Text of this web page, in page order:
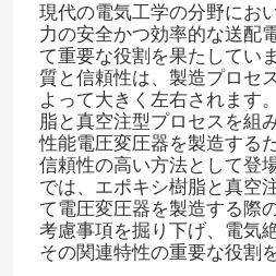
現代の電気工学の分野にお
力の安全かつ効率的な送配
て重要な役割を果たしてい
質と信頼性は、製造プロセ
よって大きく左右されます
脂と真空注型プロセスを組
性能電圧変圧器を製造する
信頼性の高い方法として登
では、エポキシ樹脂と真空
て電圧変圧器を製造する際
考慮事項を掘り下げ、電気
その関連特性の重要な役割